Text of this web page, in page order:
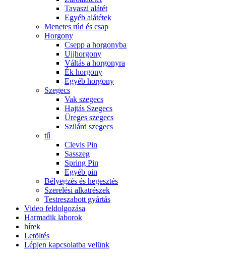
Tavaszi alátét
Egyéb alátétek
Menetes rúd és csap
Horgony
Csepp a horgonyba
Ujjhorgony
Váltás a horgonyra
Ék horgony
Egyéb horgony
Szegecs
Vak szegecs
Hajtás Szegecs
Üreges szegecs
Szilárd szegecs
tű
Clevis Pin
Sasszeg
Spring Pin
Egyéb pin
Bélyegzés és hegesztés
Szerelési alkatrészek
Testreszabott gyártás
Video feldolgozása
Harmadik laborok
hírek
Letöltés
Lépjen kapcsolatba velünk